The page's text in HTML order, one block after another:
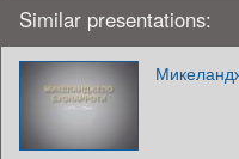
Similar presentations: